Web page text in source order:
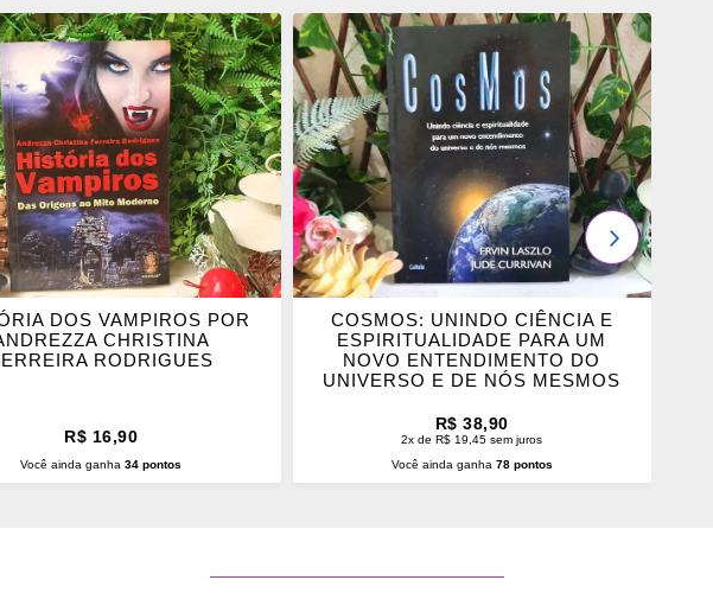
DOS VAMPIROS POR
CHRISTINA
RODRIGUES
R$ 16,90
Você ainda ganha34 pontos
ADICIONAR
OS
FAVORITOS
COSMOS: UNINDO CIÊNCIA E
ESPIRITUALIDADE PARA UM
NOVO ENTENDIMENTO DO
UNIVERSO E DE NÓS MESMOS
R$ 38,90
2x de R$ 19,45 sem juros
Você ainda ganha 78 pontos
PRÓXIMO